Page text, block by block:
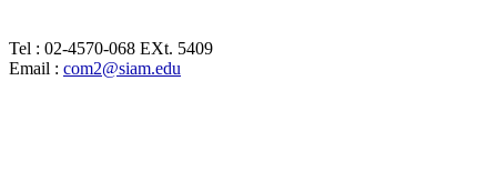
Tel : 02-4570-068 EXt. 5409
Email : com2@siam.edu